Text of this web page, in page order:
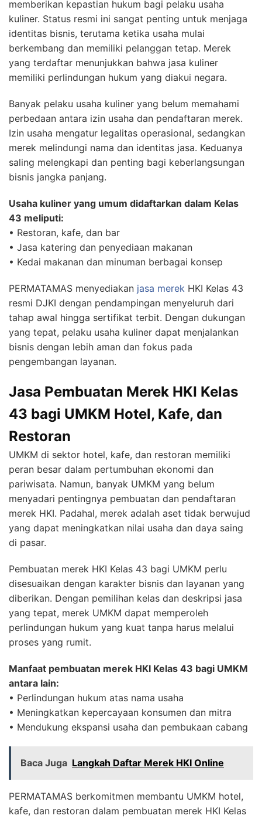
memberikan kepastian hukum bagi pelaku usaha
kuliner. Status resmi ini sangat penting untuk menjaga
identitas bisnis, terutama ketika usaha mulai
berkembang dan memiliki pelanggan tetap. Merek
yang terdaftar menunjukkan bahwa jasa kuliner
memiliki perlindungan hukum yang diakui negara.
Banyak pelaku usaha kuliner yang belum memahami
perbedaan antara izin usaha dan pendaftaran merek.
Izin usaha mengatur legalitas operasional, sedangkan
merek melindungi nama dan identitas jasa. Keduanya
saling melengkapi dan penting bagi keberlangsungan
bisnis jangka panjang.
Usaha kuliner yang umum didaftarkan dalam Kelas
43 meliputi:
• Restoran, kafe, dan bar
• Jasa katering dan penyediaan makanan
• Kedai makanan dan minuman berbagai konsep
PERMATAMAS menyediakan jasa merek HKI Kelas 43
resmi DJKI dengan pendampingan menyeluruh dari
tahap awal hingga sertifikat terbit. Dengan dukungan
yang tepat, pelaku usaha kuliner dapat menjalankan
bisnis dengan lebih aman dan fokus pada
pengembangan layanan.
Jasa Pembuatan Merek HKI Kelas
43 bagi UMKM Hotel, Kafe, dan
Restoran
UMKM di sektor hotel, kafe, dan restoran memiliki
peran besar dalam pertumbuhan ekonomi dan
pariwisata. Namun, banyak UMKM yang belum
menyadari pentingnya pembuatan dan pendaftaran
merek HKI. Padahal, merek adalah aset tidak berwujud
yang dapat meningkatkan nilai usaha dan daya saing
di pasar.
Pembuatan merek HKI Kelas 43 bagi UMKM perlu
disesuaikan dengan karakter bisnis dan layanan yang
diberikan. Dengan pemilihan kelas dan deskripsi jasa
yang tepat, merek UMKM dapat memperoleh
perlindungan hukum yang kuat tanpa harus melalui
proses yang rumit.
Manfaat pembuatan merek HKI Kelas 43 bagi UMKM
antara lain:
• Perlindungan hukum atas nama usaha
• Meningkatkan kepercayaan konsumen dan mitra
• Mendukung ekspansi usaha dan pembukaan cabang
Baca Juga Langkah Daftar Merek HKI Online
PERMATAMAS berkomitmen membantu UMKM hotel,
kafe, dan restoran dalam pembuatan merek HKI Kelas